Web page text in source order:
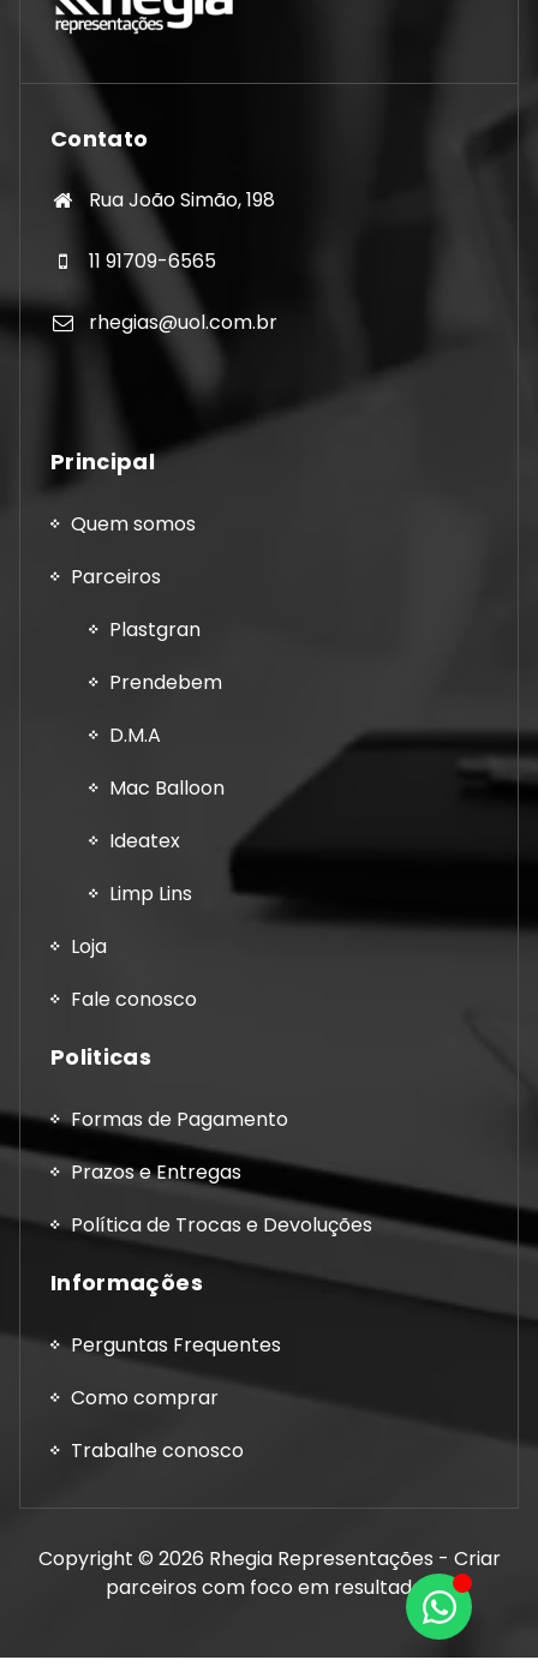
Contato
Rua João Simão, 198
11 91709-6565
rhegias@uol.com.br
Principal
Quem somos
Parceiros
Plastgran
Prendebem
D.M.A
Mac Balloon
Ideatex
Limp Lins
Loja
Fale conosco
Politicas
Formas de Pagamento
Prazos e Entregas
Política de Trocas e Devoluções
Informações
Perguntas Frequentes
Como comprar
Trabalhe conosco
Copyright © 2026 Rhegia Representações - Criar
parceiros com foco em resultados